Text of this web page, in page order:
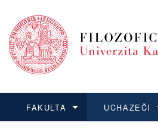
FAKULTA UCHAZEČI